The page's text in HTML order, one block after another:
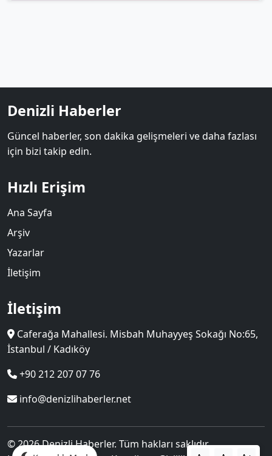
Denizli Haberler
Güncel haberler, son dakika gelişmeleri ve daha fazlası
için bizi takip edin.
Hızlı Erişim
Ana Sayfa
Arşiv
Yazarlar
İletişim
İletişim
Caferağa Mahallesi. Misbah Muhayyeş Sokağı No:65,
İstanbul / Kadıköy
+90 212 207 07 76
info@denizlihaberler.net
© 2026 Denizli Haberler. Tüm hakları saklıdır.